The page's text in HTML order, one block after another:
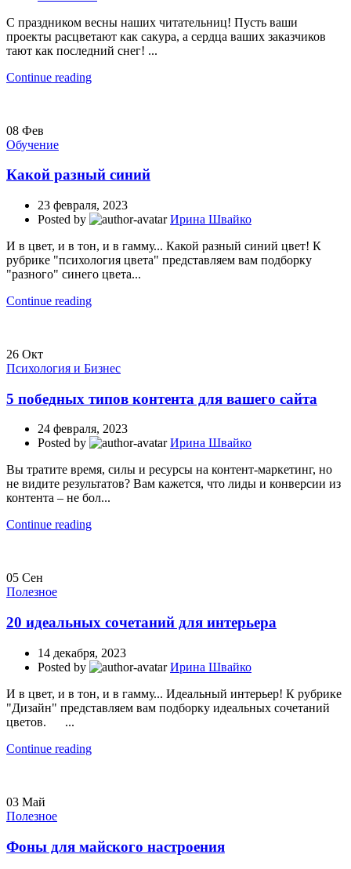
С праздником весны наших читательниц! Пусть ваши
проекты расцветают как сакура, а сердца ваших заказчиков
тают как последний снег! ...
Continue reading
08 Фев
Обучение
Какой разный синий
23 февраля, 2023
Posted by
Ирина Швайко
И в цвет, и в тон, и в гамму... Какой разный синий цвет! К
рубрике "психология цвета" представляем вам подборку
"разного" синего цвета...
Continue reading
26 Окт
Психология и Бизнес
5 победных типов контента для вашего сайта
24 февраля, 2023
Posted by
Ирина Швайко
Вы тратите время, силы и ресурсы на контент-маркетинг, но
не видите результатов? Вам кажется, что лиды и конверсии из
контента – не бол...
Continue reading
05 Сен
Полезное
20 идеальных сочетаний для интерьера
14 декабря, 2023
Posted by
Ирина Швайко
И в цвет, и в тон, и в гамму... Идеальный интерьер! К рубрике
"Дизайн" представляем вам подборку идеальных сочетаний
цветов. ...
Continue reading
03 Май
Полезное
Фоны для майского настроения